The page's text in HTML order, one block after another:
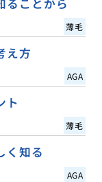
薄毛
え方
AGA
ト
薄毛
く知る
AGA